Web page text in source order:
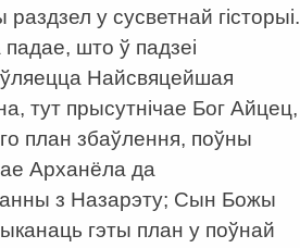
раздзел у сусветнай гісторыі.
што ў падзеі
Найсвяцейшая
тут прысутнічае Бог Айцец,
план збаўлення, поўны
Арханёла да
з Назарэту; Сын Божы
гэты план у поўнай